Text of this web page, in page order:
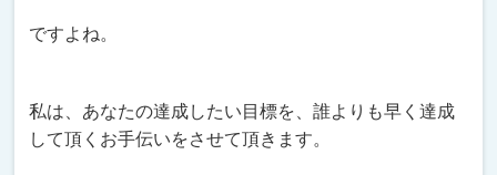
ですよね。
私は、あなたの達成したい目標を、誰よりも早く達成
して頂くお手伝いをさせて頂きます。